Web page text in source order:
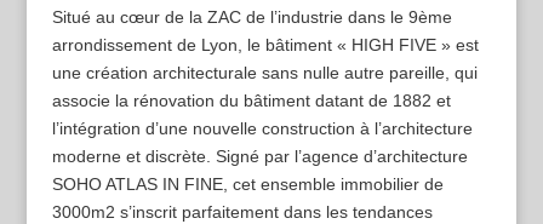
Situé au cœur de la ZAC de l’industrie dans le 9ème
arrondissement de Lyon, le bâtiment « HIGH FIVE » est
une création architecturale sans nulle autre pareille, qui
associe la rénovation du bâtiment datant de 1882 et
l’intégration d’une nouvelle construction à l’architecture
moderne et discrète. Signé par l’agence d’architecture
SOHO ATLAS IN FINE, cet ensemble immobilier de
3000m2 s’inscrit parfaitement dans les tendances